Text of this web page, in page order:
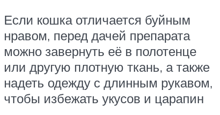
Если кошка отличается буйным
нравом, перед дачей препарата
можно завернуть её в полотенце
или другую плотную ткань, а также
надеть одежду с длинным рукавом,
чтобы избежать укусов и царапин